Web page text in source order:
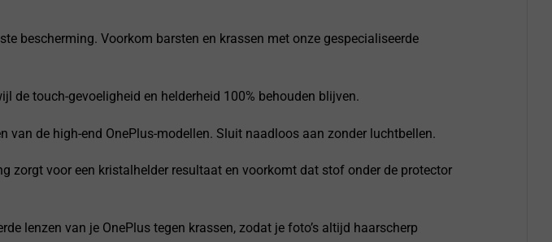
bescherming. Voorkom barsten en krassen met onze gespecialiseerde
de touch-gevoeligheid en helderheid 100% behouden blijven.
van de high-end OnePlus-modellen. Sluit naadloos aan zonder luchtbellen.
zorgt voor een kristalhelder resultaat en voorkomt dat stof onder de protector
lenzen van je OnePlus tegen krassen, zodat je foto’s altijd haarscherp